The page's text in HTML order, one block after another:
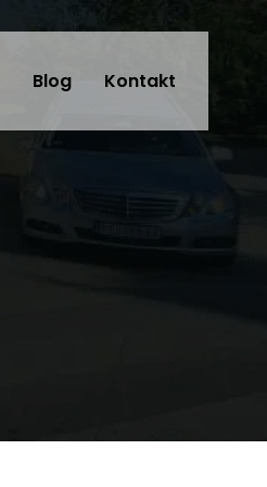
Blog Kontakt